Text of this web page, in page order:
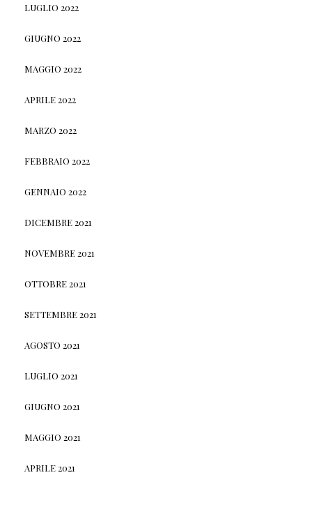
LUGLIO 2022
GIUGNO 2022
MAGGIO 2022
APRILE 2022
MARZO 2022
FEBBRAIO 2022
GENNAIO 2022
DICEMBRE 2021
NOVEMBRE 2021
OTTOBRE 2021
SETTEMBRE 2021
AGOSTO 2021
LUGLIO 2021
GIUGNO 2021
MAGGIO 2021
APRILE 2021